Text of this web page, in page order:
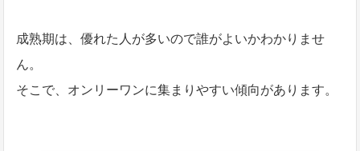
成熟期は、優れた人が多いので誰がよいかわかりませ
ん。
そこで、オンリーワンに集まりやすい傾向があります。